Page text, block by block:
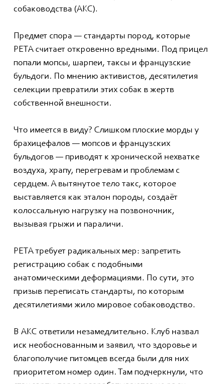
собаководства (AKC).
Предмет спора — стандарты пород, которые
PETA считает откровенно вредными. Под прицел
попали мопсы, шарпеи, таксы и французские
бульдоги. По мнению активистов, десятилетия
селекции превратили этих собак в жертв
собственной внешности.
Что имеется в виду? Слишком плоские морды у
брахицефалов — мопсов и французских
бульдогов — приводят к хронической нехватке
воздуха, храпу, перегревам и проблемам с
сердцем. А вытянутое тело такс, которое
выставляется как эталон породы, создаёт
колоссальную нагрузку на позвоночник,
вызывая грыжи и параличи.
PETA требует радикальных мер: запретить
регистрацию собак с подобными
анатомическими деформациями. По сути, это
призыв переписать стандарты, по которым
десятилетиями жило мировое собаководство.
В AKC ответили незамедлительно. Клуб назвал
иск необоснованным и заявил, что здоровье и
благополучие питомцев всегда были для них
приоритетом номер один. Там подчеркнули, что